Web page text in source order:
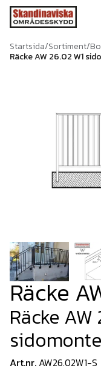
Startsida/Sortiment/
Räcke AW 26.02 W1
Räcke
Räcke AW
Art.nr. AW26.02W1-S